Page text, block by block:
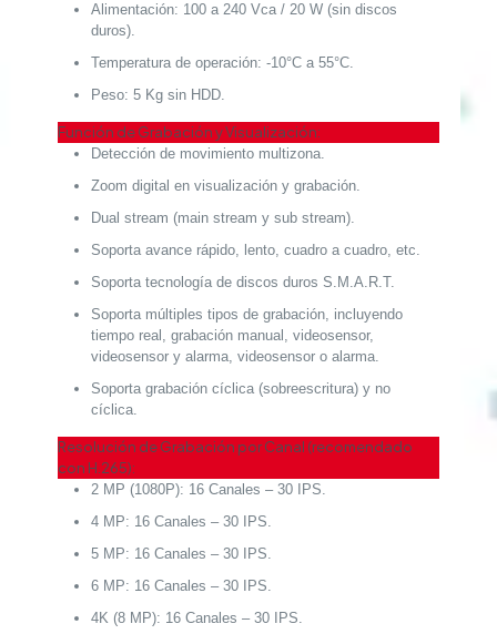
Alimentación: 100 a 240 Vca / 20 W (sin discos
duros).
Temperatura de operación: -10°C a 55°C.
Peso: 5 Kg sin HDD.
Función de Grabación y Visualización:
Detección de movimiento multizona.
Zoom digital en visualización y grabación.
Dual stream (main stream y sub stream).
Soporta avance rápido, lento, cuadro a cuadro, etc.
Soporta tecnología de discos duros S.M.A.R.T.
Soporta múltiples tipos de grabación, incluyendo
tiempo real, grabación manual, videosensor,
videosensor y alarma, videosensor o alarma.
Soporta grabación cíclica (sobreescritura) y no
cíclica.
Resolución de Grabación por Canal (recomendado
con H.265):
2 MP (1080P): 16 Canales – 30 IPS.
4 MP: 16 Canales – 30 IPS.
5 MP: 16 Canales – 30 IPS.
6 MP: 16 Canales – 30 IPS.
4K (8 MP): 16 Canales – 30 IPS.